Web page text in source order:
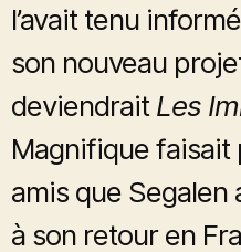
l’avait tenu
son nouveau
deviendrait Les
Magnifique faisait
amis que Segalen
à son retour en